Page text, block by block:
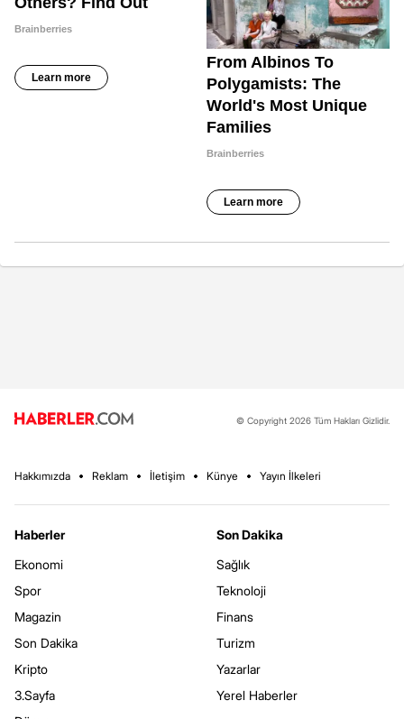
© Copyright 2026 Tüm Hakları Gizlidir.
Hakkımızda Reklam İletişim Künye Yayın İlkeleri
Haberler
Ekonomi
Spor
Magazin
Son Dakika
Kripto
3.Sayfa
Son Dakika
Sağlık
Teknoloji
Finans
Turizm
Yazarlar
Yerel Haberler